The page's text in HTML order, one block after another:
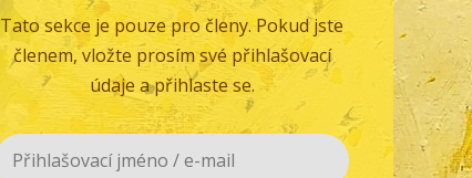
Tato sekce je pouze pro členy. Pokud jste
členem, vložte prosím své přihlašovací
údaje a přihlaste se.